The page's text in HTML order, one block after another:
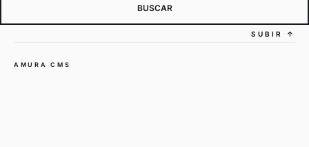
SUBIR ↑
AMURA CMS